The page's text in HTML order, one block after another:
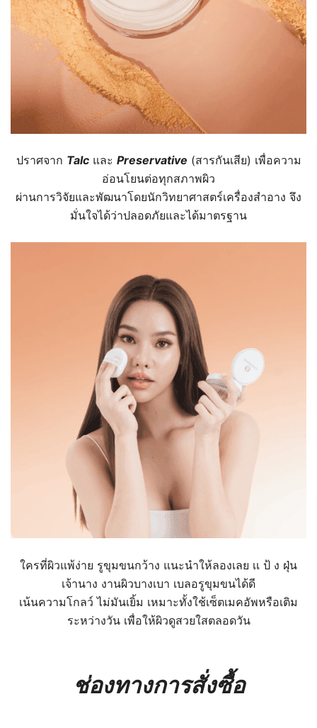
ปราศจาก Talcและ Preservative (สารกันเสีย) เพื่อความ
อ่อนโยนต่อทุกสภาพผิว
ผ่านการวิจัยและพัฒนาโดยนักวิทยาศาสตร์เครื่องสำอาง จึง
มั่นใจได้ว่าปลอดภัยและได้มาตรฐาน
ใครที่ผิวแพ้ง่าย รูขุมขนกว้าง แนะนำให้ลองเลย เเ ป้ ง ฝุ่น
เจ้านาง งานผิวบางเบา เบลอรูขุมขนได้ดี
เน้นความโกลว์ ไม่มันเยิ้ม เหมาะทั้งใช้เซ็ตเมคอัพหรือเติม
ระหว่างวัน เพื่อให้ผิวดูสวยใสตลอดวัน
ช่องทางการสั่งซื้อ